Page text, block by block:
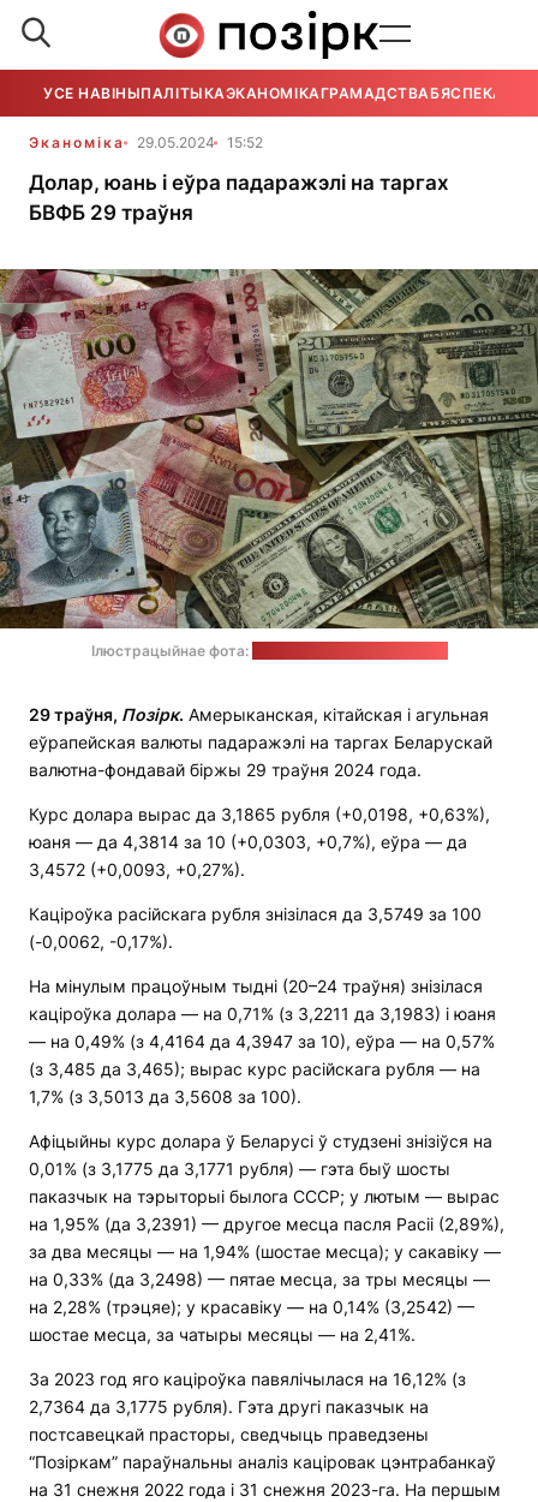
УСЕ НАВІНЫПАЛІТЫКАЭКАНОМІКАГРАМАДСТВАБЯСПЕКА
Эканоміка 29.05.2024 15:52
Долар, юань і еўра падаражэлі на таргах
БВФБ 29 траўня
Ілюстрацыйнае фота:
29 траўня, Позірк. Амерыканская, кітайская і агульная
еўрапейская валюты падаражэлі на таргах Беларускай
валютна-фондавай біржы 29 траўня 2024 года.
Курс долара вырас да 3,1865 рубля (+0,0198, +0,63%),
юаня — да 4,3814 за 10 (+0,0303, +0,7%), еўра — да
3,4572 (+0,0093, +0,27%).
Каціроўка расійскага рубля знізілася да 3,5749 за 100
(-0,0062, -0,17%).
На мінулым працоўным тыдні (20–24 траўня) знізілася
каціроўка долара — на 0,71% (з 3,2211 да 3,1983) і юаня
— на 0,49% (з 4,4164 да 4,3947 за 10), еўра — на 0,57%
(з 3,485 да 3,465); вырас курс расійскага рубля — на
1,7% (з 3,5013 да 3,5608 за 100).
Афіцыйны курс долара ў Беларусі ў студзені знізіўся на
0,01% (з 3,1775 да 3,1771 рубля) — гэта быў шосты
паказчык на тэрыторыі былога СССР; у лютым — вырас
на 1,95% (да 3,2391) — другое месца пасля Расіі (2,89%),
за два месяцы — на 1,94% (шостае месца); у сакавіку —
на 0,33% (да 3,2498) — пятае месца, за тры месяцы —
на 2,28% (трэцяе); у красавіку — на 0,14% (3,2542) —
шостае месца, за чатыры месяцы — на 2,41%.
За 2023 год яго каціроўка павялічылася на 16,12% (з
2,7364 да 3,1775 рубля). Гэта другі паказчык на
постсавецкай прасторы, сведчыць праведзены
“Позіркам” параўнальны аналіз каціровак цэнтрабанкаў
на 31 снежня 2022 года і 31 снежня 2023-га. На першым